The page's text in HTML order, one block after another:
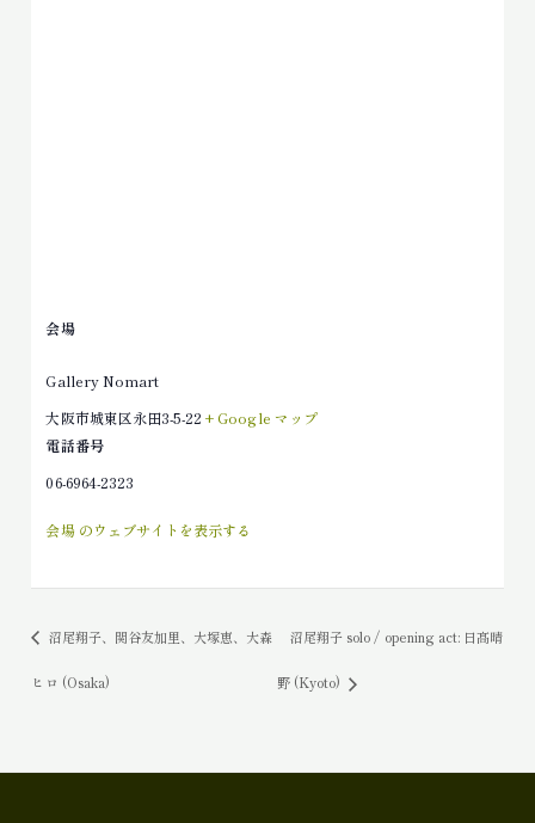
会場
Gallery Nomart
大阪市城東区永田3-5-22 + Google マップ
電話番号
06-6964-2323
会場 のウェブサイトを表示する
沼尾翔子、関谷友加里、大塚恵、大森
ヒロ (Osaka)
沼尾翔子 solo / opening act: 日髙晴
野 (Kyoto)